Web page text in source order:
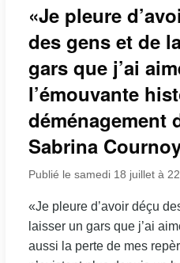
«Je pleure
des gens et de
gars que j’ai
l’émouvante
déménagement
Sabrina
Publié le samedi 18 juillet à
«Je pleure d’avoir déçu
laisser un gars que j’ai
aussi la perte de mes